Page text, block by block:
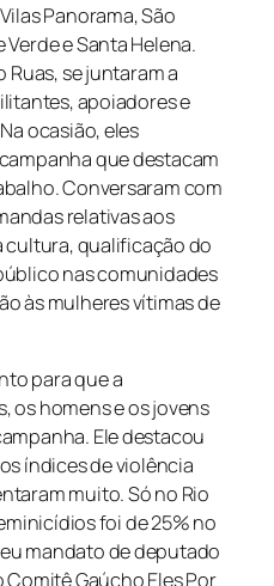
Panorama, São
Verde e Santa Helena.
Ruas, se juntaram a
apoiadores e
ocasião, eles
que destacam
Conversaram com
relativas aos
cultura, qualificação do
nas comunidades
às mulheres vítimas de
para que a
os homens e os jovens
Ele destacou
índices de violência
muito. Só no Rio
foi de 25% no
mandato de deputado
Gaúcho Eles Por